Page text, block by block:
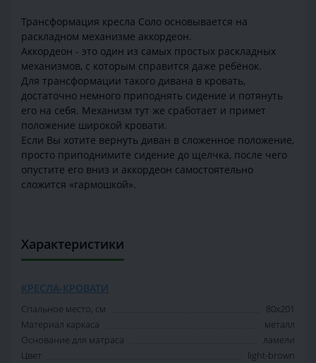
Трансформация кресла Соло основывается на
раскладном механизме аккордеон.
Аккордеон - это один из самых простых раскладных
механизмов, с которым справится даже ребёнок.
Для трансформации такого дивана в кровать,
достаточно немного приподнять сидение и потянуть
его на себя. Механизм тут же сработает и примет
положение широкой кровати.
Если Вы хотите вернуть диван в сложенное положение,
просто приподнимите сидение до щелчка, после чего
опустите его вниз и аккордеон самостоятельно
сложится «гармошкой».
Характеристики
КРЕСЛА-КРОВАТИ
Спальное место, см
80х201
Материал каркаса
металл
Основание для матраса
ламели
Цвет
light-brown